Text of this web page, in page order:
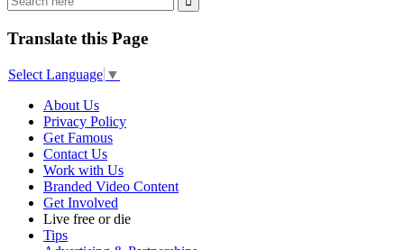
Translate this Page
Select Language ▼
About Us
Privacy Policy
Get Famous
Contact Us
Work with Us
Branded Video Content
Get Involved
Live free or die
Tips